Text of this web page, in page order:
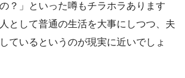
？」といった噂もチラホラあります
として普通の生活を大事にしつつ、夫
ているというのが現実に近いでしょ